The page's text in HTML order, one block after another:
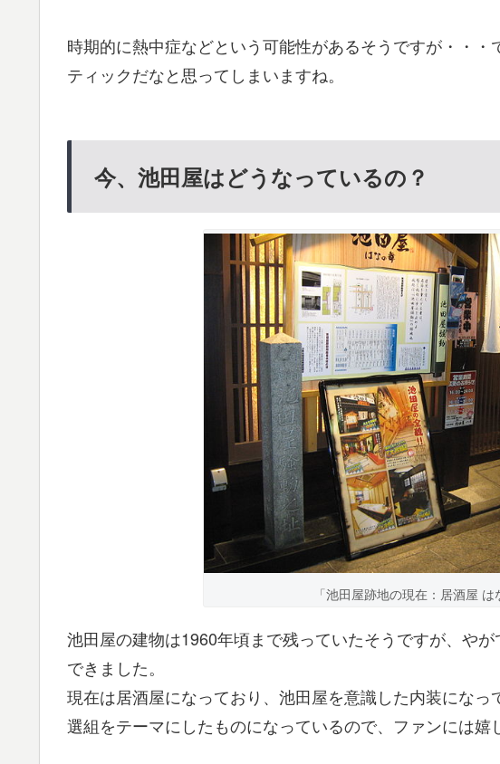
時期的に熱中症などという可能性があるそうですが・・
ティックだなと思ってしまいますね。
今、池田屋はどうなっているの？
「池田屋跡地の現在：居酒屋 は
池田屋の建物は1960年頃まで残っていたそうですが、や
できました。
現在は居酒屋になっており、池田屋を意識した内装にな
選組をテーマにしたものになっているので、ファンには嬉